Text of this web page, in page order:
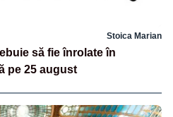
Stoica Marian
să fie înrolate în
pe 25 august